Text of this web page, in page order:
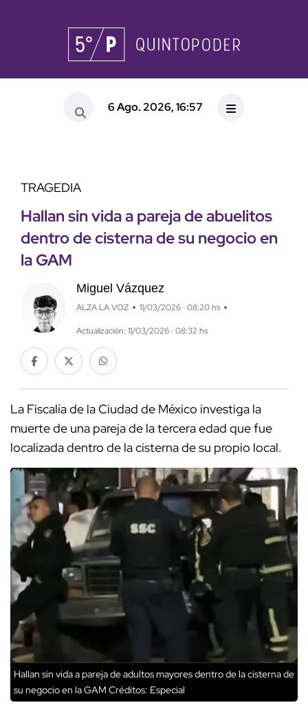
6 Ago. 2026, 16:57
TRAGEDIA
Hallan sin vida a pareja de abuelitos
dentro de cisterna de su negocio en
la GAM
Miguel Vázquez
ALZA LA VOZ 11/03/2026 · 08:20 hs
Actualización: 11/03/2026 · 08:32 hs
La Fiscalía de la Ciudad de México investiga la
muerte de una pareja de la tercera edad que fue
localizada dentro de la cisterna de su propio local.
Hallan sin vida a pareja de adultos mayores dentro de la cisterna de
su negocio en la GAM Créditos: Especial